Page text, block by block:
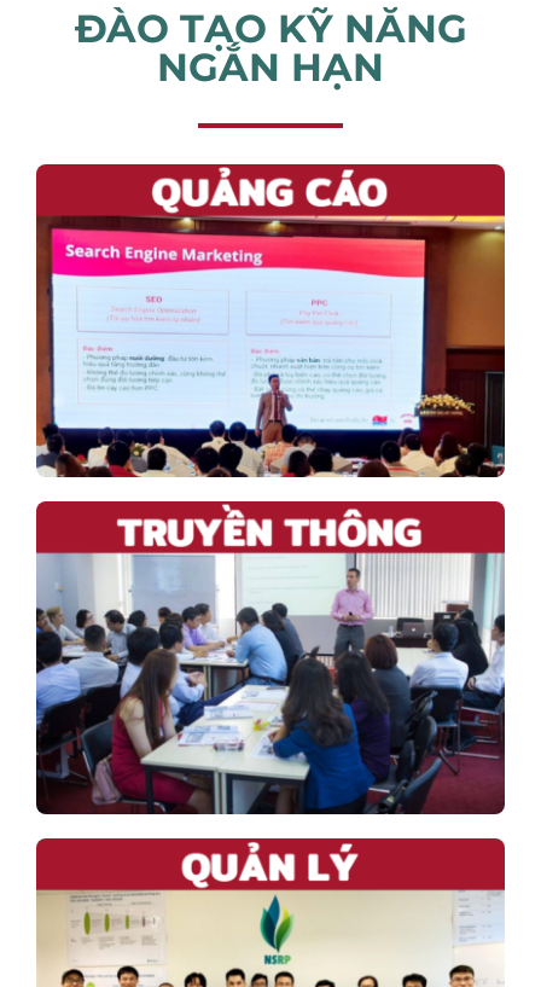
ĐÀO TẠO KỸ NĂNG
NGẮN HẠN